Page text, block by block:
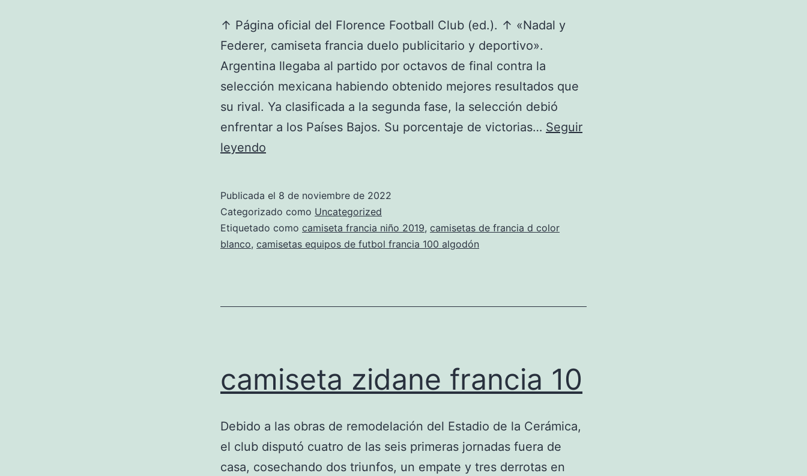
↑ Página oficial del Florence Football Club (ed.). ↑ «Nadal y
Federer, camiseta francia duelo publicitario y deportivo».
Argentina llegaba al partido por octavos de final contra la
selección mexicana habiendo obtenido mejores resultados que
su rival. Ya clasificada a la segunda fase, la selección debió
enfrentar a los Países Bajos. Su porcentaje de victorias… Seguir
leyendo
Publicada el 8 de noviembre de 2022
Categorizado como Uncategorized
Etiquetado como camiseta francia niño 2019, camisetas de francia d color
blanco, camisetas equipos de futbol francia 100 algodón
camiseta zidane francia 10
Debido a las obras de remodelación del Estadio de la Cerámica,
el club disputó cuatro de las seis primeras jornadas fuera de
casa, cosechando dos triunfos, un empate y tres derrotas en